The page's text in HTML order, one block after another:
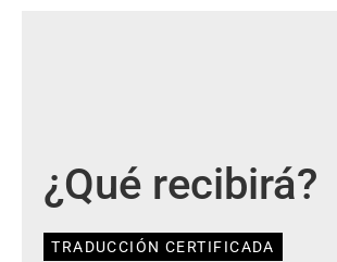
¿Qué recibirá?
TRADUCCIÓN CERTIFICADA